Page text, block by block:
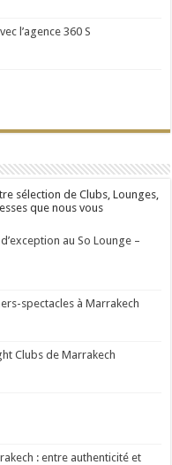
l’agence 360 S
sélection de Clubs, Lounges,
que nous vous
au So Lounge –
spectacles à Marrakech
Clubs de Marrakech
: entre authenticité et